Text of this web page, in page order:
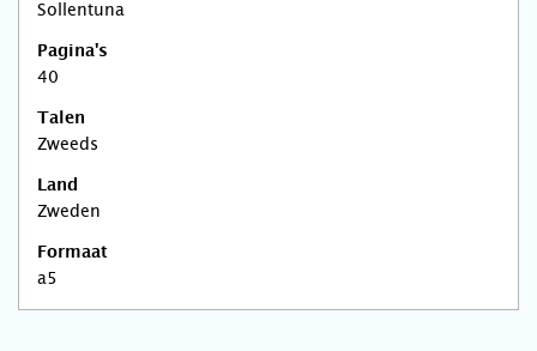
Sollentuna
Pagina's
40
Talen
Zweeds
Land
Zweden
Formaat
a5